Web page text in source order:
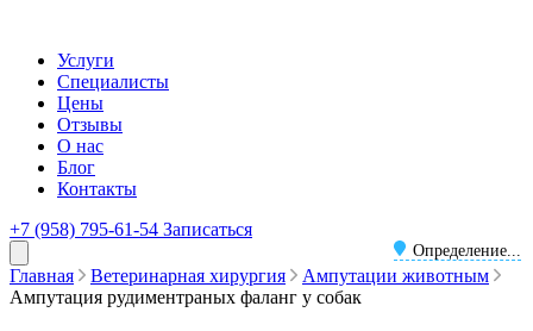
Услуги
Специалисты
Цены
Отзывы
О нас
Блог
Контакты
+7 (958) 795-61-54
Определение...
Записаться
Главная Ветеринарная хирургия
Ампутации животным
Ампутация рудиментраных фаланг у собак